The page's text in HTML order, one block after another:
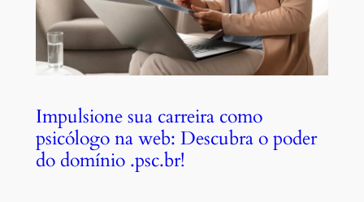
Impulsione sua carreira como
psicólogo na web: Descubra o poder
do domínio .psc.br!